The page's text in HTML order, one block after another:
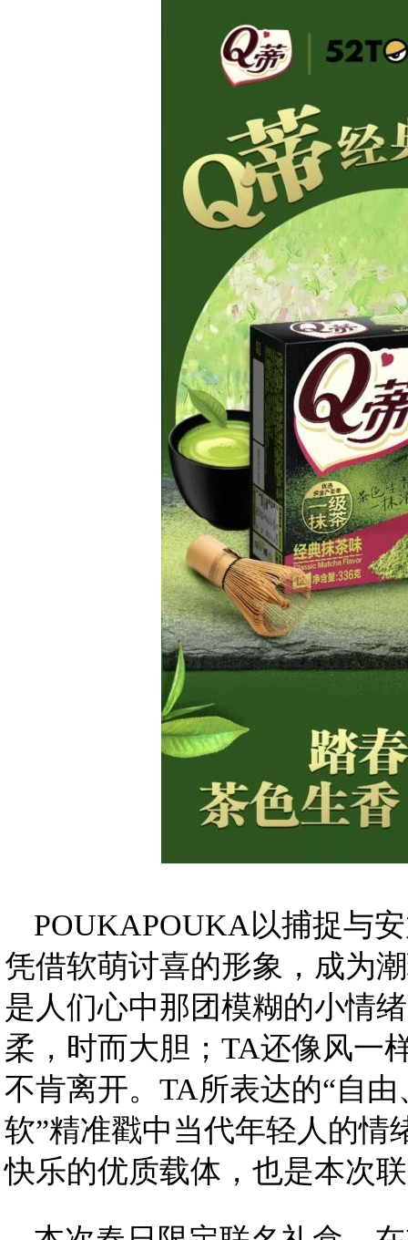
POUKAPOUKA以捕捉与
凭借软萌讨喜的形象，成为
是人们心中那团模糊的小情
柔，时而大胆；TA还像风一
不肯离开。TA所表达的“自
软”精准戳中当代年轻人的情
快乐的优质载体，也是本次